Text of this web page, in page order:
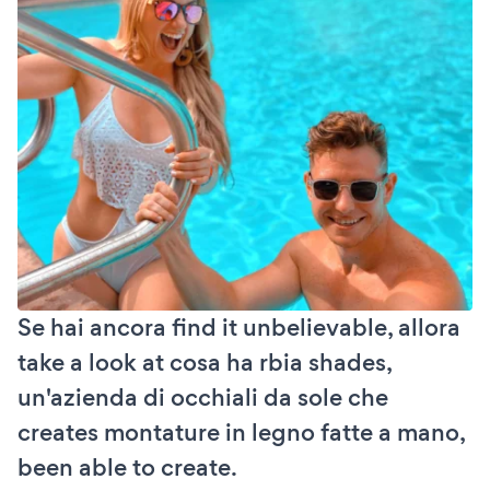
Se hai ancora find it unbelievable, allora
take a look at cosa ha rbia shades,
un'azienda di occhiali da sole che
creates montature in legno fatte a mano,
been able to create.